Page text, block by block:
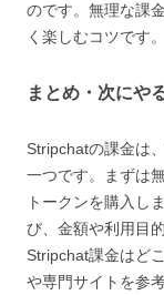
のです。無理な課
く楽しむコツです。
まとめ・次にや
Stripchatの課金は
一つです。まずは
トークンを購入し
び、金額や利用目
Stripchat課金はど
や専門サイトを参